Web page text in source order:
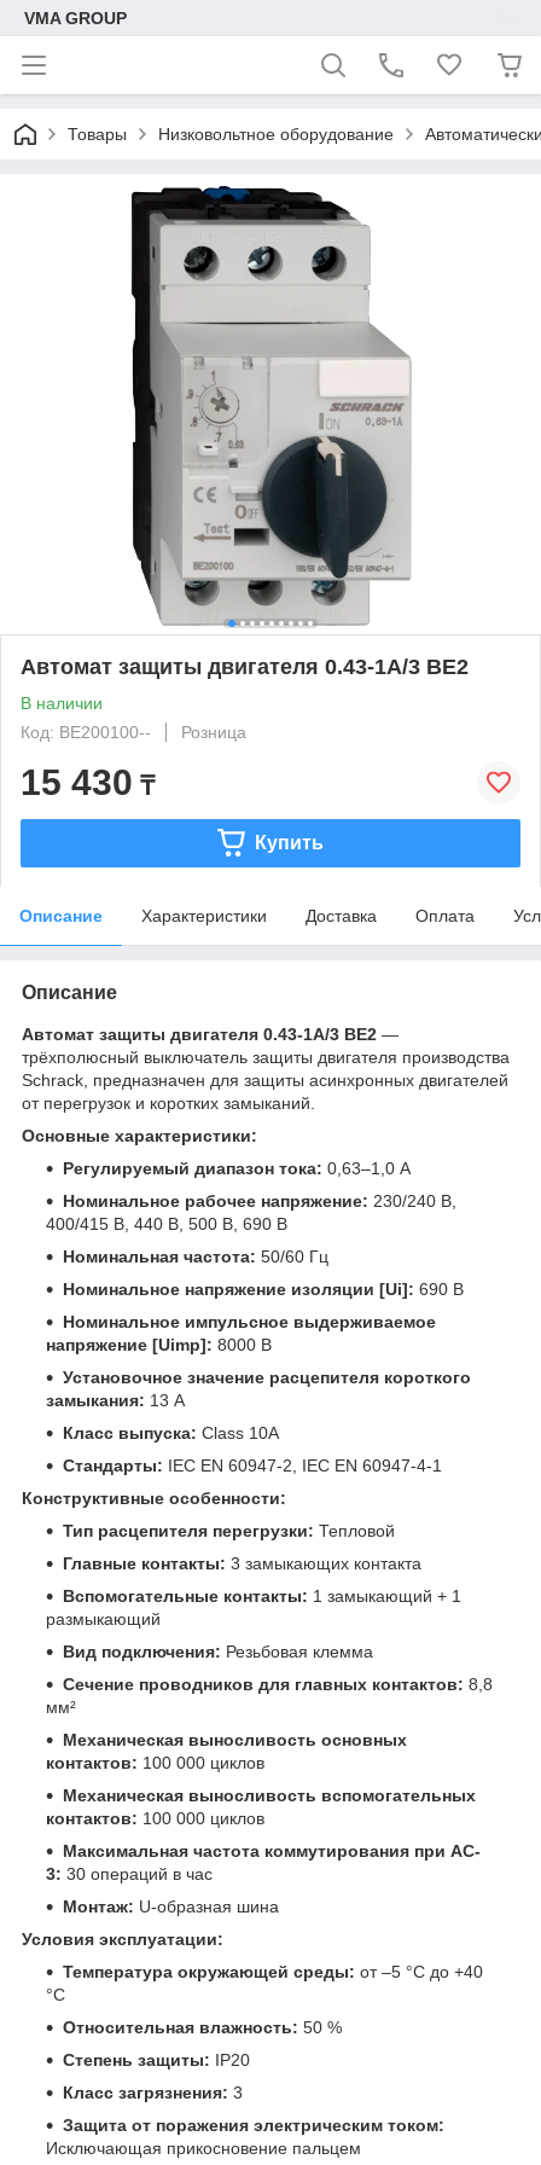
VMA GROUP
Товары Низковольтное оборудование
Автомат защиты двигателя 0.43-1А/3 BE2
В наличии
Код: BE200100--
Розница
15 430 ₸
Купить
Описание Характеристики Доставка Оплата
Описание
Автомат защиты двигателя 0.43-1А/3 BE2 —
трёхполюсный выключатель защиты двигателя производства
Schrack, предназначен для защиты асинхронных двигателей
от перегрузок и коротких замыканий.
Основные характеристики:
Регулируемый диапазон тока: 0,63–1,0 А
Номинальное рабочее напряжение: 230/240 В,
400/415 В, 440 В, 500 В, 690 В
Номинальная частота: 50/60 Гц
Номинальное напряжение изоляции [Ui]: 690 В
Номинальное импульсное выдерживаемое
напряжение [Uimp]: 8000 В
Установочное значение расцепителя короткого
замыкания: 13 А
Класс выпуска: Class 10A
Стандарты: IEC EN 60947-2, IEC EN 60947-4-1
Конструктивные особенности:
Тип расцепителя перегрузки: Тепловой
Главные контакты: 3 замыкающих контакта
Вспомогательные контакты: 1 замыкающий + 1
размыкающий
Вид подключения: Резьбовая клемма
Сечение проводников для главных контактов: 8,8
мм²
Механическая выносливость основных
контактов: 100 000 циклов
Механическая выносливость вспомогательных
контактов: 100 000 циклов
Максимальная частота коммутирования при AC-
3: 30 операций в час
Монтаж: U-образная шина
Условия эксплуатации:
Температура окружающей среды: от –5 °C до +40
°C
Относительная влажность: 50 %
Степень защиты: IP20
Класс загрязнения: 3
Защита от поражения электрическим током:
Исключающая прикосновение пальцем